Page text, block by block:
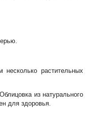
растительных
из натурального
для здоровья.